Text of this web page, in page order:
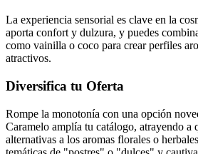
La experiencia sensorial es clave en la
aporta confort y dulzura, y puedes
como vainilla o coco para crear perfiles
atractivos.
Diversifica tu Oferta
Rompe la monotonía con una opción
Caramelo amplía tu catálogo, atrayendo a
alternativas a los aromas florales o